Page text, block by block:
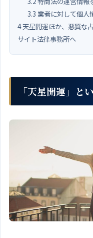
3.3 業者に対して個人
4天星開運ほか、悪質な
サイト法律事務所へ
「天星開運」と